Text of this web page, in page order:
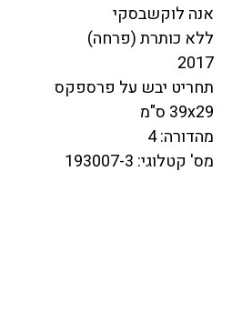
אנה לוקשבסקי
ללא כותרת (פרחה)
2017
תחריט יבש על פרספקס
39x29 ס"מ
מהדורה: 4
מס' קטלוגי: 193007-3